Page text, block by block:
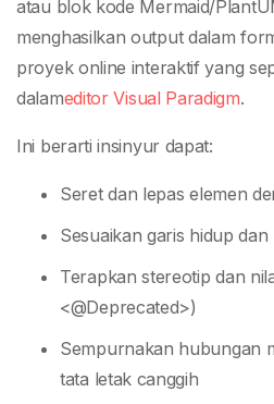
atau blok kode Mermaid/
menghasilkan output dalam
proyek online interaktif yang
dalameditor Visual Paradigm.
Ini berarti insinyur dapat:
Seret dan lepas elemen
Sesuaikan garis hidup
Terapkan stereotip dan
<@Deprecated>)
Sempurnakan hubungan
tata letak canggih